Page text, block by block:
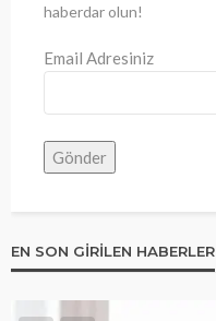
haberdar olun!
Email Adresiniz
EN SON GIRILEN HABERLER